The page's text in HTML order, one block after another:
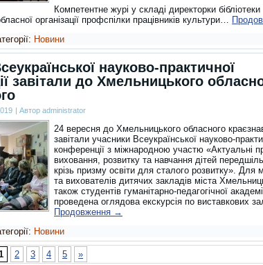
Компетентне журі у складі директорки
організації профспілки працівників культури…
Новини
науково-практичної
завітали до Хмельницького
| Автор administrator
24 вересня до Хмельницького обласного
завітали учасники Всеукраїнської науково-
конференції з міжнародною участю «Актуальні
виховання, розвитку та навчання дітей
крізь призму освіти для сталого розвитку». Для
та вихователів дитячих закладів міста
також студентів гуманітарно-педагогічної
проведена оглядова екскурсія по виставкових
Продовження →
Новини
2 3 4 5 »